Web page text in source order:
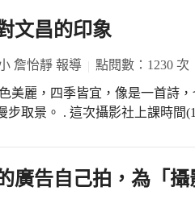
認真取景的模樣，對怡靜老師而
下來的「文昌印象」都是好作
下來跟大家分享。 . 孩子們經
來越熟悉，拍攝的靈感不斷湧現
攝的照片透過大銀幕跟大家分享
中討論著自己的創作。 . 每次的
文昌的印象
詹怡靜 報導 點閱數：1230 次
美麗，四季皆宜，像是一首詩
步取景。 . 這次攝影社上課時間
校園裡認真取景的模樣，對怡靜
攝影師拍下來的「文昌印象」都
昌景物拍下來跟大家分享。 . 孩
廣告自己拍，為「